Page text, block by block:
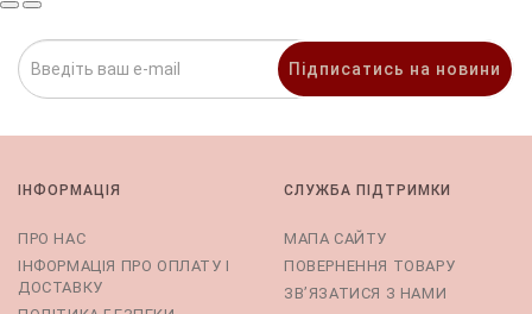
Підписатись на новини
ІНФОРМАЦІЯ
ПРО НАС
ІНФОРМАЦІЯ ПРО ОПЛАТУ І
ДОСТАВКУ
СЛУЖБА ПІДТРИМКИ
МАПА САЙТУ
ПОВЕРНЕННЯ ТОВАРУ
ЗВ’ЯЗАТИСЯ З НАМИ